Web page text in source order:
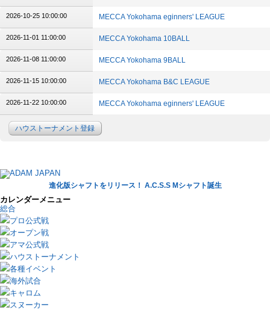
2026-10-25 10:00:00 MECCA Yokohama eginners' LEAGUE
2026-11-01 11:00:00 MECCA Yokohama 10BALL
2026-11-08 11:00:00 MECCA Yokohama 9BALL
2026-11-15 10:00:00 MECCA Yokohama B&C LEAGUE
2026-11-22 10:00:00 MECCA Yokohama eginners' LEAGUE
ハウストーナメント登録
進化版シャフトをリリース！ A.C.S.S Mシャフト誕生
カレンダーメニュー
総合
プロ公式戦
オープン戦
アマ公式戦
ハウストーナメント
各種イベント
海外試合
キャロム
スヌーカー